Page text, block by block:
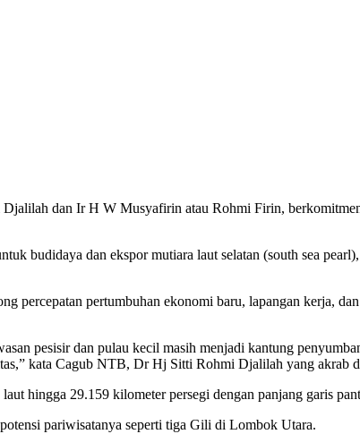
dan Ir H W Musyafirin atau Rohmi Firin,
budidaya dan ekspor mutiara laut selatan (south sea
pertumbuhan ekonomi baru, lapangan kerja,
pesisir dan pulau kecil masih menjadi kantung
kata Cagub NTB, Dr Hj Sitti Rohmi Djalilah yang akrab
hingga 29.159 kilometer persegi dengan panjang garis
pariwisatanya seperti tiga Gili di Lombok Utara.